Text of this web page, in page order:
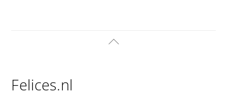
Back
Felices.nl